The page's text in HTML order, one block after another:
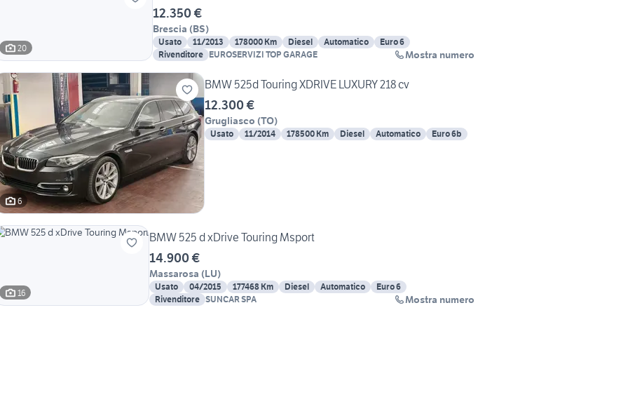
20
12.350 €
Brescia (BS)
Usato 11/2013 178000 Km Diesel Automatico
Euro 6
Rivenditore EUROSERVIZI TOP GARAGE Mostra numero
6
BMW 525d Touring XDRIVE LUXURY 218 cv
12.300 €
Grugliasco (TO)
Usato 11/2014 178500 Km Diesel Automatico Euro 6b
16
BMW 525 d xDrive Touring Msport
14.900 €
Massarosa (LU)
Usato 04/2015 177468 Km Diesel Automatico
Euro 6
Rivenditore SUNCAR SPA Mostra numero